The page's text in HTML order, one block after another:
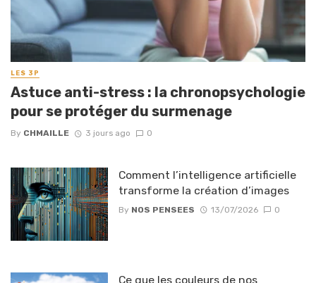
LES 3P
Astuce anti-stress : la chronopsychologie
pour se protéger du surmenage
By CHMAILLE 3 jours ago 0
Comment l’intelligence artificielle
transforme la création d’images
By NOS PENSEES 13/07/2026 0
Ce que les couleurs de nos